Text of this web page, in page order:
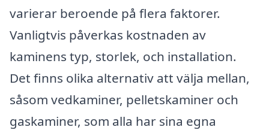
varierar beroende på flera faktorer.
Vanligtvis påverkas kostnaden av
kaminens typ, storlek, och installation.
Det finns olika alternativ att välja mellan,
såsom vedkaminer, pelletskaminer och
gaskaminer, som alla har sina egna